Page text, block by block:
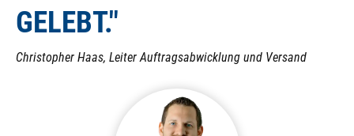
GELEBT."
Christopher Haas, Leiter Auftragsabwicklung und Versand